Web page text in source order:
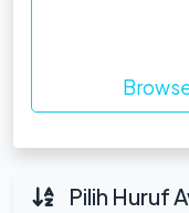
Pilih Huruf